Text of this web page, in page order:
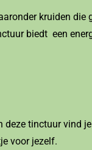
kruiden
biedt een
tinctuur vind
voor jezelf.